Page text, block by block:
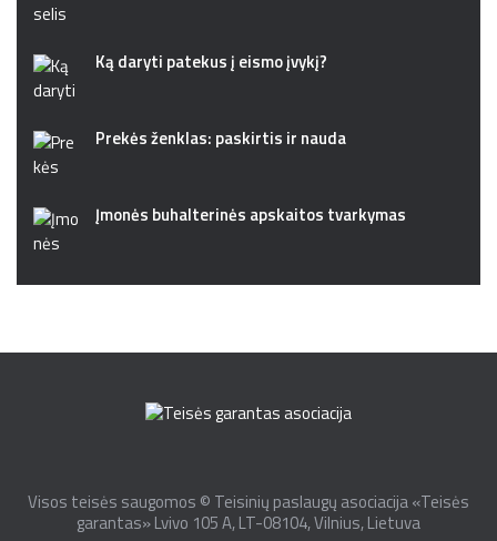
Ką daryti patekus į eismo įvykį?
Prekės ženklas: paskirtis ir nauda
Įmonės buhalterinės apskaitos tvarkymas
Visos teisės saugomos © Teisinių paslaugų asociacija «Teisės
garantas» Lvivo 105 A, LT-08104, Vilnius, Lietuva